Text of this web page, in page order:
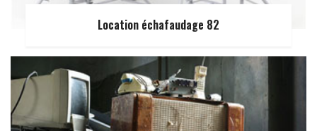
Location échafaudage 82